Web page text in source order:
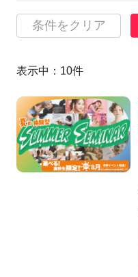
条件をクリア
表示中： 10件